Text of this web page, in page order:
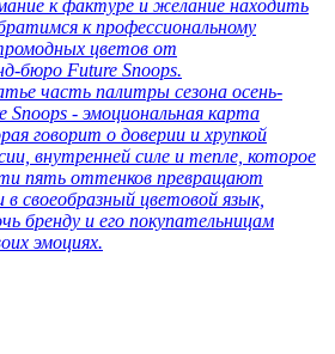
к фактуре и желание находить
к профессиональному
цветов от
бюро Future Snoops.
часть палитры сезона осень-
Snoops - эмоциональная карта
говорит о доверии и хрупкой
внутренней силе и тепле, которое
пять оттенков превращают
в своеобразный цветовой язык,
бренду и его покупательницам
эмоциях.